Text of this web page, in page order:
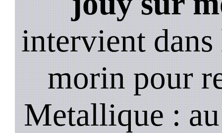
intervient
morin pour
Metallique :